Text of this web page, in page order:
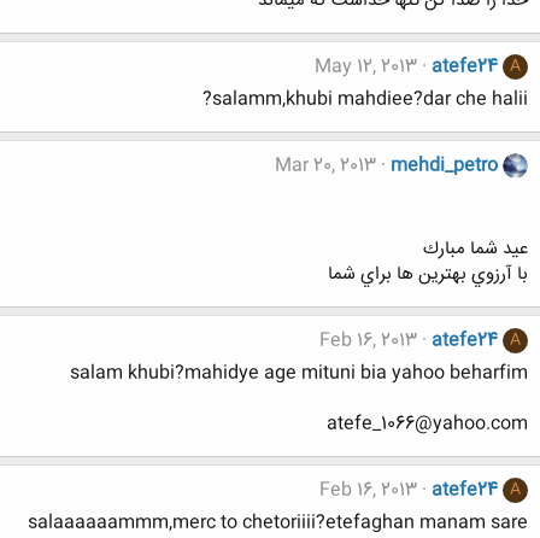
A
atefe24
May 12, 2013
salamm,khubi mahdiee?dar che halii?
mehdi_petro
Mar 20, 2013
عيد شما مبارك
با آرزوي بهترين ها براي شما
A
atefe24
Feb 16, 2013
salam khubi?mahidye age mituni bia yahoo beharfim
atefe_1066@yahoo.com
A
atefe24
Feb 16, 2013
salaaaaaammm,merc to chetoriiii?etefaghan manam sare